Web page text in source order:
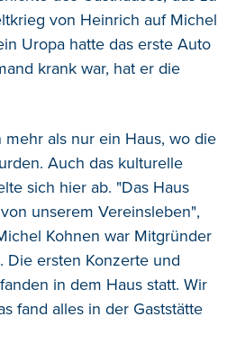
von Heinrich auf Michel
Uropa hatte das erste Auto
krank war, hat er die
als nur ein Haus, wo die
Auch das kulturelle
sich hier ab. "Das Haus
unserem Vereinsleben",
Kohnen war Mitgründer
Die ersten Konzerte und
in dem Haus statt. Wir
fand alles in der Gaststätte